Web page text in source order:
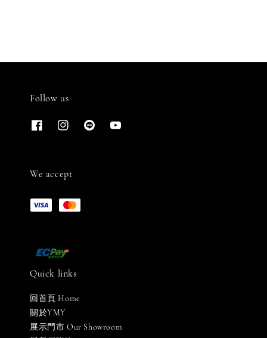
Follow us
We accept
Quick links
回首頁 Home
關於YMY
展示門市 Our Showroom